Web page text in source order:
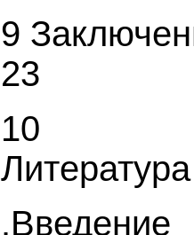
9
23
10
.Введение